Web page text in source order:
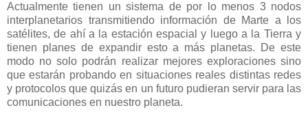
Actualmente tienen un sistema de por lo menos 3 nodos
interplanetarios transmitiendo información de Marte a los
satélites, de ahí a la estación espacial y luego a la Tierra y
tienen planes de expandir esto a más planetas. De este
modo no solo podrán realizar mejores exploraciones sino
que estarán probando en situaciones reales distintas redes
y protocolos que quizás en un futuro pudieran servir para las
comunicaciones en nuestro planeta.